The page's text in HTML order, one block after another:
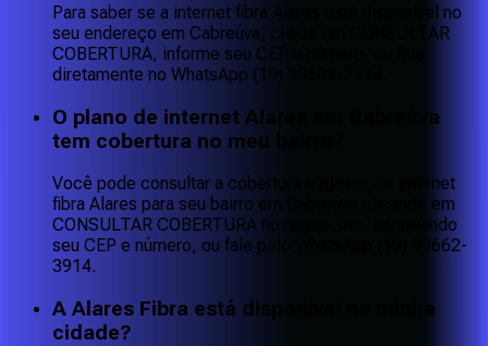
Para saber se a internet fibra Alares está disponível no
seu endereço em Cabreúva, clique em CONSULTAR
COBERTURA, informe seu CEP e número, ou fale
diretamente no WhatsApp (19) 99662-3914.
O plano de internet Alares em Cabreúva
tem cobertura no meu bairro?
Você pode consultar a cobertura e planos de internet
fibra Alares para seu bairro em Cabreúva clicando em
CONSULTAR COBERTURA no nosso site, informando
seu CEP e número, ou fale pelo WhatsApp (19) 99662-
3914.
A Alares Fibra está disponível na minha
cidade?